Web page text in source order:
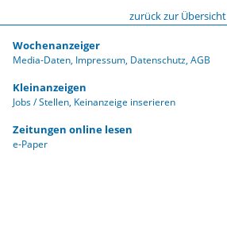
zurück zur Übersicht
Wochenanzeiger
Media-Daten Impressum Datenschutz AGB
Kleinanzeigen
Jobs / Stellen Keinanzeige inserieren
Zeitungen online lesen
e-Paper